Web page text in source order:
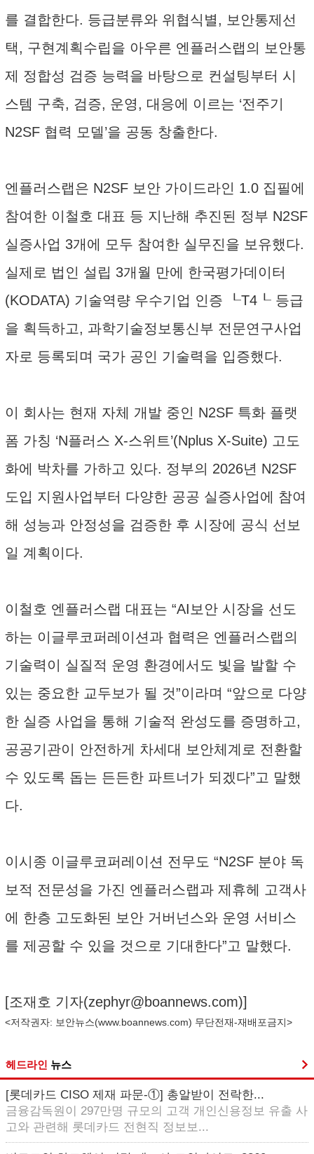
를 결합한다. 등급분류와 위협식별, 보안통제선
택, 구현계획수립을 아우른 엔플러스랩의 보안통
제 정합성 검증 능력을 바탕으로 컨설팅부터 시
스템 구축, 검증, 운영, 대응에 이르는 ‘전주기
N2SF 협력 모델’을 공동 창출한다.
엔플러스랩은 N2SF 보안 가이드라인 1.0 집필에
참여한 이철호 대표 등 지난해 추진된 정부 N2SF
실증사업 3개에 모두 참여한 실무진을 보유했다.
실제로 법인 설립 3개월 만에 한국평가데이터
(KODATA) 기술역량 우수기업 인증 ┖T4┖ 등급
을 획득하고, 과학기술정보통신부 전문연구사업
자로 등록되며 국가 공인 기술력을 입증했다.
이 회사는 현재 자체 개발 중인 N2SF 특화 플랫
폼 가칭 ‘N플러스 X-스위트’(Nplus X-Suite) 고도
화에 박차를 가하고 있다. 정부의 2026년 N2SF
도입 지원사업부터 다양한 공공 실증사업에 참여
해 성능과 안정성을 검증한 후 시장에 공식 선보
일 계획이다.
이철호 엔플러스랩 대표는 “AI보안 시장을 선도
하는 이글루코퍼레이션과 협력은 엔플러스랩의
기술력이 실질적 운영 환경에서도 빛을 발할 수
있는 중요한 교두보가 될 것”이라며 “앞으로 다양
한 실증 사업을 통해 기술적 완성도를 증명하고,
공공기관이 안전하게 차세대 보안체계로 전환할
수 있도록 돕는 든든한 파트너가 되겠다”고 말했
다.
이시종 이글루코퍼레이션 전무도 “N2SF 분야 독
보적 전문성을 가진 엔플러스랩과 제휴헤 고객사
에 한층 고도화된 보안 거버넌스와 운영 서비스
를 제공할 수 있을 것으로 기대한다”고 말했다.
[조재호 기자(zephyr@boannews.com)]
<저작권자: 보안뉴스(www.boannews.com) 무단전재-재배포금지>
헤드라인 뉴스
[롯데카드 CISO 제재 파문-①] 총알받이 전락한...
금융감독원이 297만명 규모의 고객 개인신용정보 유출 사
고와 관련해 롯데카드 전현직 정보보...